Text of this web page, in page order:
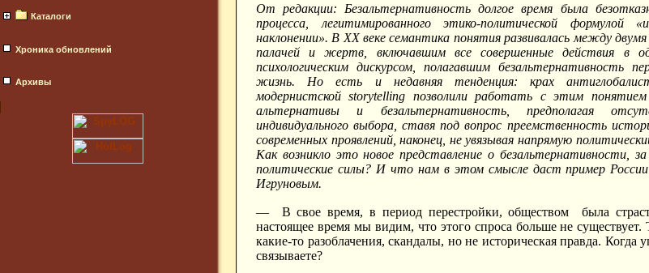
Каталоги
Хроника обновлений
Архивы
От редакции: Безальтернативность долгое время была
процесса, легитимированного этико-политической
наклонении». В ХХ веке семантика понятия развивалась между
палачей и жертв, включавшим все совершенные действия
психологическим дискурсом, полагавшим безальтернативность
жизнь. Но есть и недавняя тенденция: крах
модернистской storytelling позволили работать с этим
альтернативы и безальтернативность, предполагая
индивидуального выбора, ставя под вопрос преемственность
современных проявлений, наконец, не увязывая напрямую
Как возникло это новое представление о безальтернативности,
политические силы? И что нам в этом смысле даст пример
Игруновым.
— В свое время, в период перестройки, обществом была
настоящее время мы видим, что этого спроса больше не
какие-то разоблачения, скандалы, но не историческая правда. Когда
связываете?